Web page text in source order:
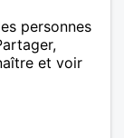
personnes
et voir